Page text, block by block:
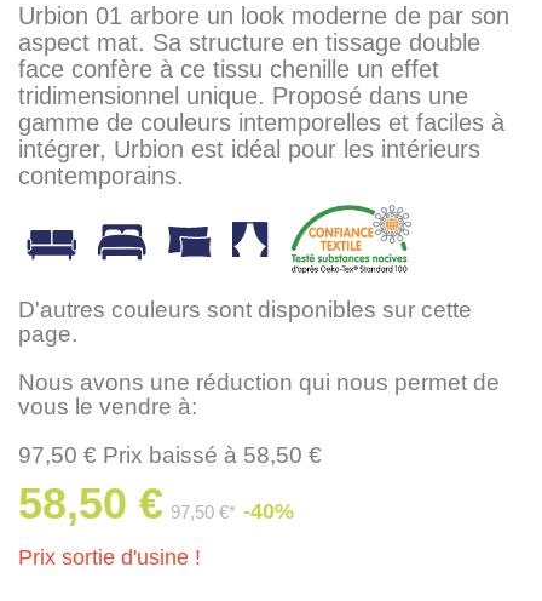
Urbion 01 arbore un look moderne de par son
aspect mat. Sa structure en tissage double
face confère à ce tissu chenille un effet
tridimensionnel unique. Proposé dans une
gamme de couleurs intemporelles et faciles à
intégrer, Urbion est idéal pour les intérieurs
contemporains.
D'autres couleurs sont disponibles sur cette
page.
Nous avons une réduction qui nous permet de
vous le vendre à:
97,50 € Prix baissé à 58,50 €
58,50 € 97,50 €* -40%
Prix sortie d'usine !